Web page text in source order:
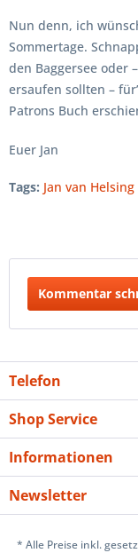
Nun denn, ich
Sommertage.
den Baggersee oder
ersaufen sollten –
Patrons Buch
Euer Jan
Tags: Jan van Helsing
Kommentar
Telefon
Shop Service
Informationen
Newsletter
* Alle Preise inkl.